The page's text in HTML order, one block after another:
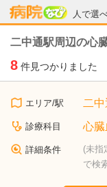
人で選
病院なび
二中通駅周辺の心
8 件見つかりました
エリア/駅 二
診療科目 心
詳細条件
(未指
で検